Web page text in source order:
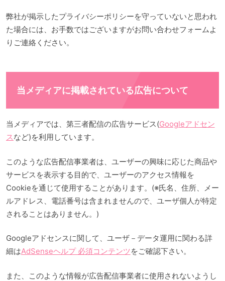
弊社が掲示したプライバシーポリシーを守っていないと思われ
た場合には、お手数ではございますがお問い合わせフォームよ
りご連絡ください。
当メディアに掲載されている広告について
当メディアでは、第三者配信の広告サービス(Googleアドセン
スなど)を利用しています。
このような広告配信事業者は、ユーザーの興味に応じた商品や
サービスを表示する目的で、ユーザーのアクセス情報を
Cookieを通じて使用することがあります。(※氏名、住所、メー
ルアドレス、電話番号は含まれませんので、ユーザ個人が特定
されることはありません。)
Googleアドセンスに関して、ユーザ－データ運用に関わる詳
細はAdSenseヘルプ 必須コンテンツ をご確認下さい。
また、このような情報が広告配信事業者に使用されないようし